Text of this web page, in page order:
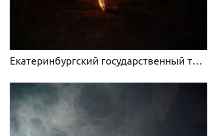
Екатеринбургский государственный театр оперы и балета